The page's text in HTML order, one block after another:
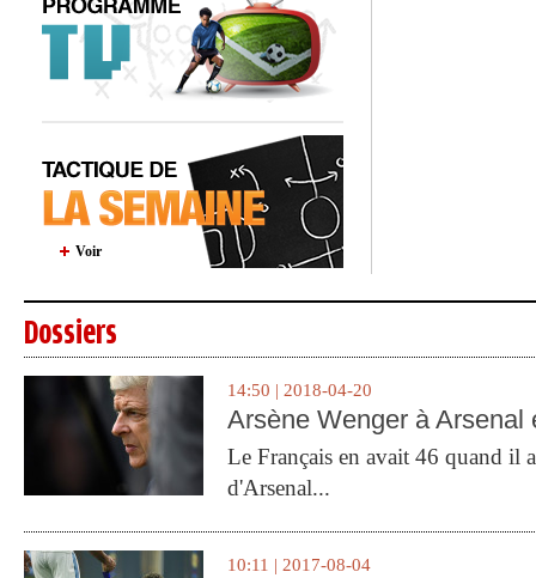
Voir
Dossiers
14:50 | 2018-04-20
Arsène Wenger à Arsenal
Le Français en avait 46 quand il
d'Arsenal...
10:11 | 2017-08-04